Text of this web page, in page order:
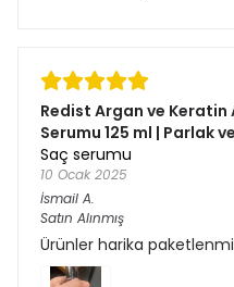
Redist Argan ve Keratin
Serumu 125 ml | Parlak
Saç serumu
10 Ocak 2025
İsmail A.
Satın Alınmış
Ürünler harika